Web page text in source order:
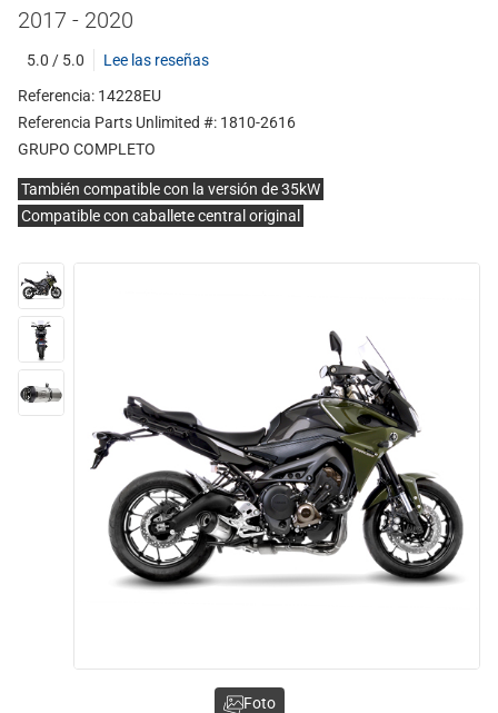
2017 - 2020
5.0 / 5.0
Lee las reseñas
Referencia: 14228EU
Referencia Parts Unlimited #: 1810-2616
GRUPO COMPLETO
También compatible con la versión de 35kW
Compatible con caballete central original
Foto